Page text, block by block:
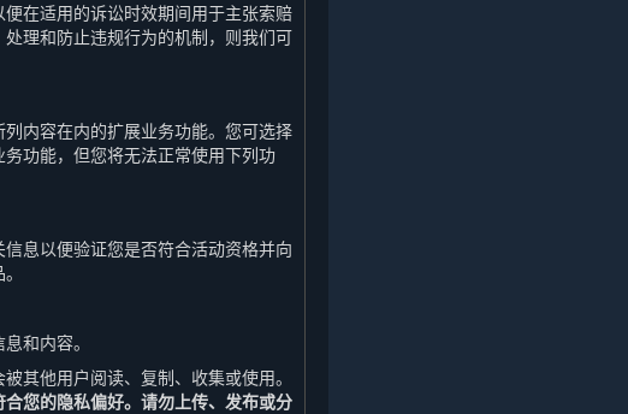
在适用的诉讼时效期间用于主张索赔
理和防止违规行为的机制，则我们可
内容在内的扩展业务功能。您可选择
功能，但您将无法正常使用下列功
息以便验证您是否符合活动资格并向
和内容。
其他用户阅读、复制、收集或使用。
您的隐私偏好。请勿上传、发布或分